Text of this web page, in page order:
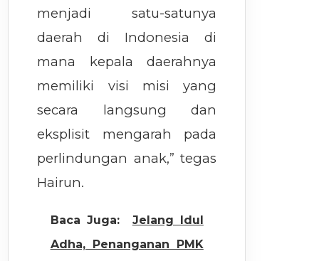
menjadi satu-satunya
daerah di Indonesia di
mana kepala daerahnya
memiliki visi misi yang
secara langsung dan
eksplisit mengarah pada
perlindungan anak,” tegas
Hairun.
Baca Juga:
Jelang Idul
Adha, Penanganan PMK